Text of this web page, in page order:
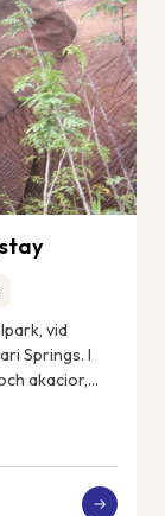
vid
Springs. I
akacior,